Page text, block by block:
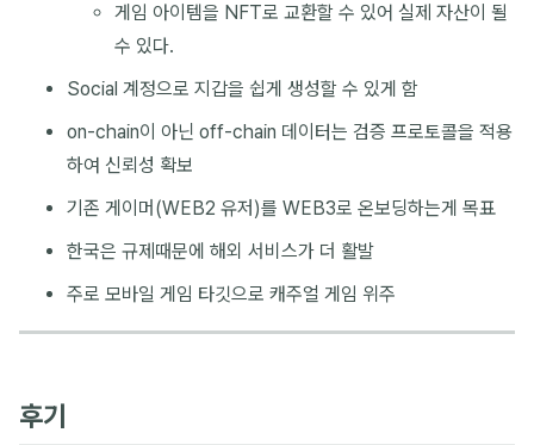
게임 아이템을 NFT로 교환할 수 있어 실제 자산이 될
수 있다.
Social 계정으로 지갑을 쉽게 생성할 수 있게 함
on-chain이 아닌 off-chain 데이터는 검증 프로토콜을 적용
하여 신뢰성 확보
기존 게이머(WEB2 유저)를 WEB3로 온보딩하는게 목표
한국은 규제때문에 해외 서비스가 더 활발
주로 모바일 게임 타깃으로 캐주얼 게임 위주
후기